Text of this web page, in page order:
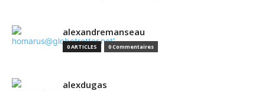
alexandremanseau
0 ARTICLES 0 Commentaires
alexdugas